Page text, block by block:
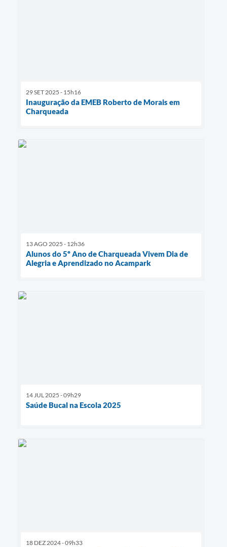
29 SET 2025 - 15h16
Inauguração da EMEB Roberto de Morais em
Charqueada
13 AGO 2025 - 12h36
Alunos do 5º Ano de Charqueada Vivem Dia de
Alegria e Aprendizado no Acampark
14 JUL 2025 - 09h29
Saúde Bucal na Escola 2025
18 DEZ 2024 - 09h33